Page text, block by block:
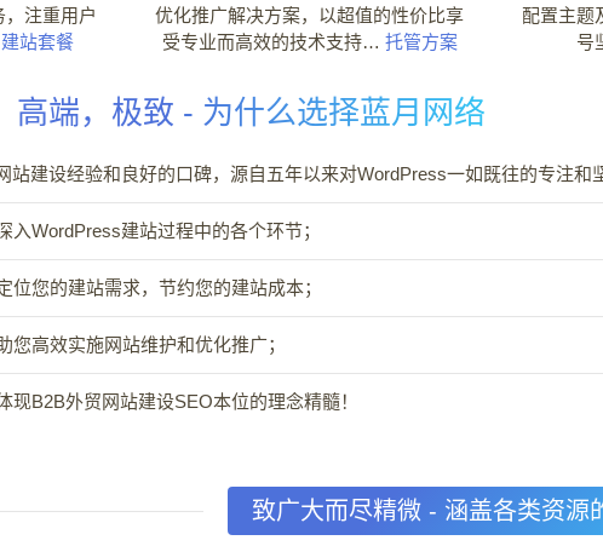
注重用户
建站套餐
优化推广解决方案，以超值的性价比享
受专业而高效的技术支持… 托管方案
配置主题
号
高端，极致 - 为什么选择蓝月网络
站建设经验和良好的口碑，源自五年以来对WordPress一如既往的专注和
入WordPress建站过程中的各个环节；
位您的建站需求，节约您的建站成本；
您高效实施网站维护和优化推广；
现B2B外贸网站建设SEO本位的理念精髓！
致广大而尽精微 - 涵盖各类资源